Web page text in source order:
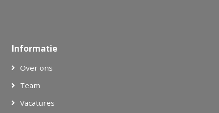
Informatie
Over ons
Team
Vacatures